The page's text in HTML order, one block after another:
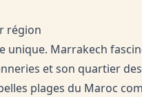
région
unique. Marrakech
et son quartier
plages du Maroc